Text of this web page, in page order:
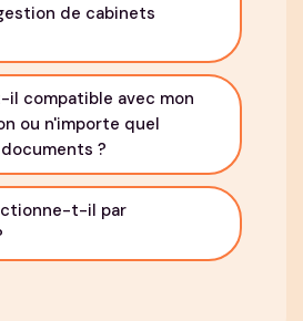
de cabinets
il compatible avec mon
ou n'importe quel
?
t-il par